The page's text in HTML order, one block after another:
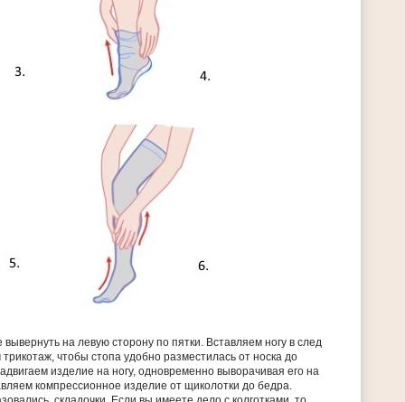
на левую сторону по пятки. Вставляем ногу в след
чтобы стопа удобно разместилась от носка до
изделие на ногу, одновременно выворачивая его на
компрессионное изделие от щиколотки до бедра.